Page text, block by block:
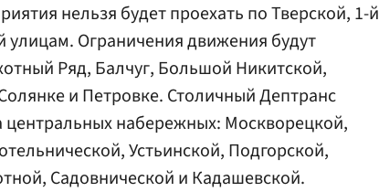
нельзя будет проехать по Тверской, 1-й
Ограничения движения будут
Ряд, Балчуг, Большой Никитской,
и Петровке. Столичный Дептранс
набережных: Москворецкой,
Устьинской, Подгорской,
Садовнической и Кадашевской.